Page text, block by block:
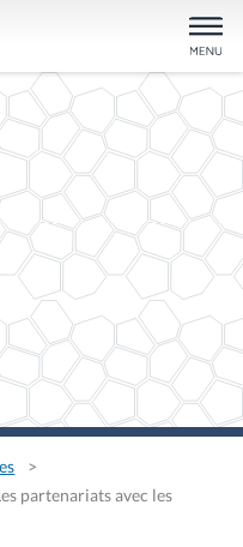
partenariats avec les